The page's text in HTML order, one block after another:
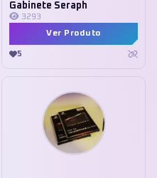
Gabinete Seraph
3293
Ver Produto
5